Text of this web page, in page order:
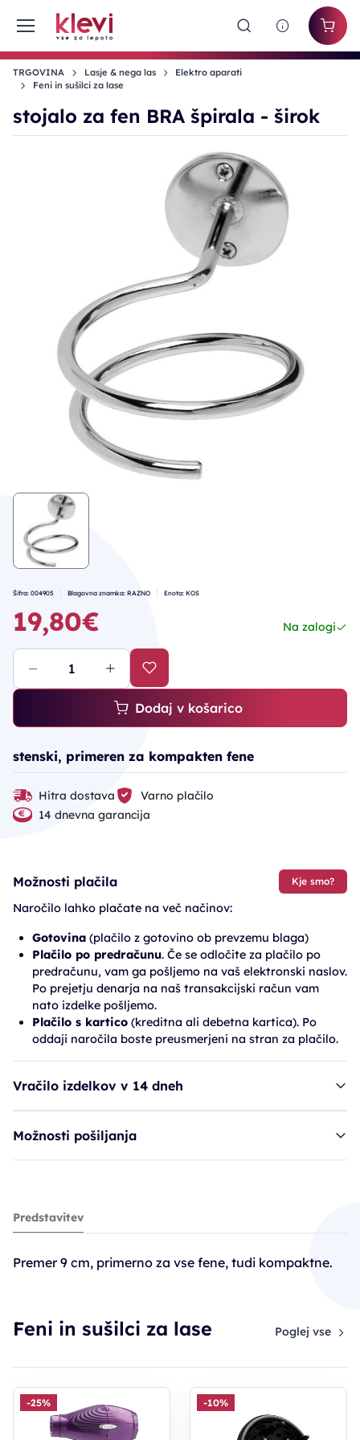
TRGOVINA Lasje & nega las
Elektro aparati
Feni in sušilci za lase
stojalo za fen BRA špirala - širok
Šifra: 004905 Blagovna znamka: RAZNO Enota: KOS
19,80€ Na zalogi
Dodaj v košarico
stenski, primeren za kompakten fene
Hitra dostava
Varno plačilo
14 dnevna garancija
Možnosti plačila Kje smo?
Naročilo lahko plačate na več načinov:
Gotovina (plačilo z gotovino ob prevzemu blaga)
Plačilo po predračunu. Če se odločite za plačilo po
predračunu, vam ga pošljemo na vaš elektronski naslov.
Po prejetju denarja na naš transakcijski račun vam
nato izdelke pošljemo.
Plačilo s kartico (kreditna ali debetna kartica). Po
oddaji naročila boste preusmerjeni na stran za plačilo.
Vračilo izdelkov v 14 dneh
Možnosti pošiljanja
stojalo za fen BRA špirala - širok
19,80€
Predstavitev
Premer 9 cm, primerno za vse fene, tudi kompaktne.
Feni in sušilci za lase Poglej vse
-25% -10%